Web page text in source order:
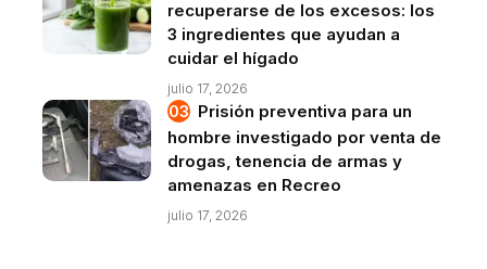
recuperarse de los excesos: los
3 ingredientes que ayudan a
cuidar el hígado
julio 17, 2026
Prisión preventiva para un
hombre investigado por venta de
drogas, tenencia de armas y
amenazas en Recreo
julio 17, 2026